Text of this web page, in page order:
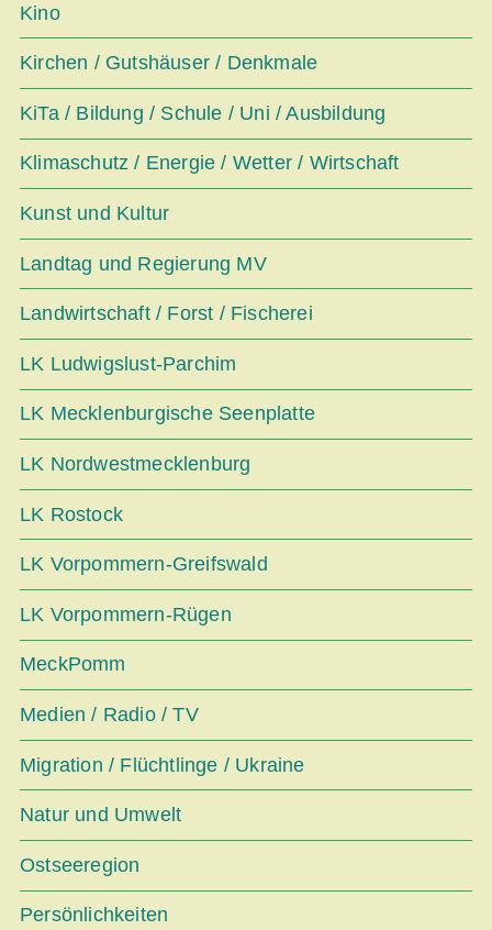
Kino
Kirchen / Gutshäuser / Denkmale
KiTa / Bildung / Schule / Uni / Ausbildung
Klimaschutz / Energie / Wetter / Wirtschaft
Kunst und Kultur
Landtag und Regierung MV
Landwirtschaft / Forst / Fischerei
LK Ludwigslust-Parchim
LK Mecklenburgische Seenplatte
LK Nordwestmecklenburg
LK Rostock
LK Vorpommern-Greifswald
LK Vorpommern-Rügen
MeckPomm
Medien / Radio / TV
Migration / Flüchtlinge / Ukraine
Natur und Umwelt
Ostseeregion
Persönlichkeiten